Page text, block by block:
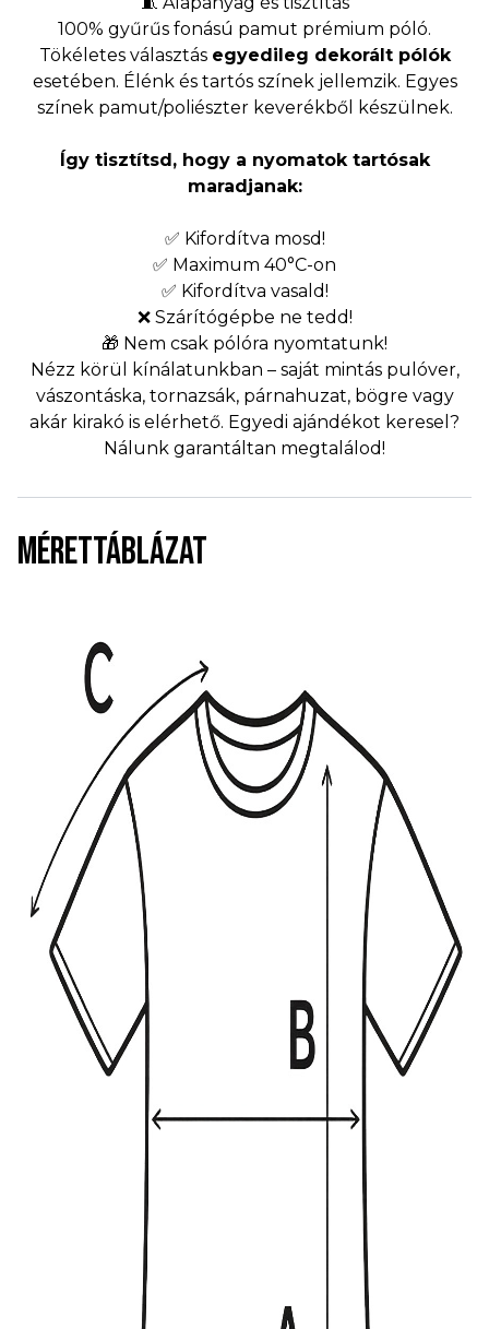
100% gyűrűs fonású pamut prémium póló.
Tökéletes választás egyedileg dekorált pólók
esetében. Élénk és tartós színek jellemzik. Egyes
színek pamut/poliészter keverékből készülnek.
Így tisztítsd, hogy a nyomatok tartósak
maradjanak:
✅ Kifordítva mosd!
✅ Maximum 40°C-on
✅ Kifordítva vasald!
❌ Szárítógépbe ne tedd!
🎁 Nem csak pólóra nyomtatunk!
Nézz körül kínálatunkban – saját mintás pulóver,
vászontáska, tornazsák, párnahuzat, bögre vagy
akár kirakó is elérhető. Egyedi ajándékot keresel?
Nálunk garantáltan megtalálod!
MÉRETTÁBLÁZAT